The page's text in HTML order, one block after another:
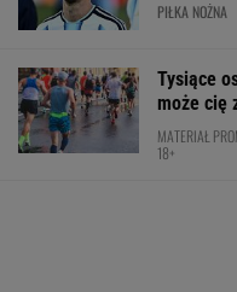
PIŁKA NOŻNA
Tysiące
może cię
MATERIAŁ
18+